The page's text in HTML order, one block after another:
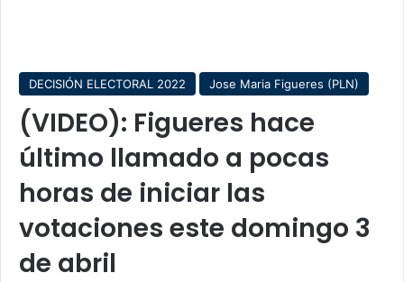
DECISIÓN ELECTORAL 2022 Jose Maria Figueres (PLN)
(VIDEO): Figueres hace
último llamado a pocas
horas de iniciar las
votaciones este domingo 3
de abril